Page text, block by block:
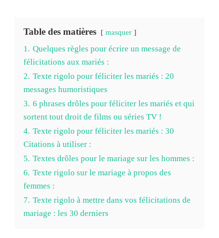
Table des matières masquer
1. Quelques règles pour écrire un message de
félicitations aux mariés :
2. Texte rigolo pour féliciter les mariés : 20
messages humoristiques
3. 6 phrases drôles pour féliciter les mariés et qui
sortent tout droit de films ou séries TV !
4. Texte rigolo pour féliciter les mariés : 30
Citations à utiliser :
5. Textes drôles pour le mariage sur les hommes :
6. Texte rigolo sur le mariage à propos des
femmes :
7. Texte rigolo à mettre dans vos félicitations de
mariage : les 30 derniers